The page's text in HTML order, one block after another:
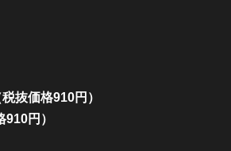
抜価格910円）
円）